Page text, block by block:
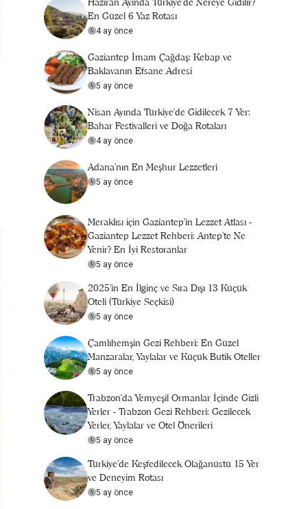
En Güzel 6 Yaz Rotası
4 ay önce
Gaziantep İmam Çağdaş: Kebap ve
Baklavanın Efsane Adresi
5 ay önce
Nisan Ayında Türkiye’de Gidilecek 7 Yer:
Bahar Festivalleri ve Doğa Rotaları
4 ay önce
Adana'nın En Meşhur Lezzetleri
5 ay önce
Meraklısı için Gaziantep'in Lezzet Atlası -
Gaziantep Lezzet Rehberi: Antep’te Ne
Yenir? En İyi Restoranlar
5 ay önce
2025’in En İlginç ve Sıra Dışı 13 Küçük
Oteli (Türkiye Seçkisi)
5 ay önce
Çamlıhemşin Gezi Rehberi: En Güzel
Manzaralar, Yaylalar ve Küçük Butik Oteller
5 ay önce
Trabzon'da Yemyeşil Ormanlar İçinde Gizli
Yerler - Trabzon Gezi Rehberi: Gezilecek
Yerler, Yaylalar ve Otel Önerileri
5 ay önce
Türkiye’de Keşfedilecek Olağanüstü 15 Yer
ve Deneyim Rotası
5 ay önce